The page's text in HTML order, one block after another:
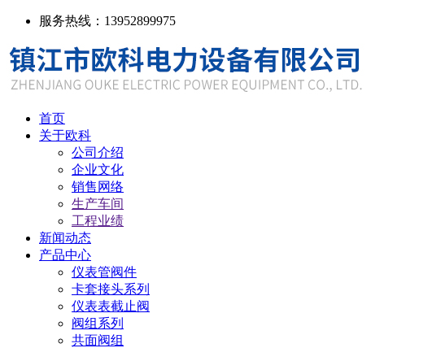
服务热线：13952899975
首页
关于欧科
公司介绍
企业文化
销售网络
生产车间
工程业绩
新闻动态
产品中心
仪表管阀件
卡套接头系列
仪表表截止阀
阀组系列
共面阀组